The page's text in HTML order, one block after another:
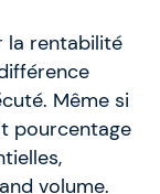
la rentabilité
Même si
pourcentage
volume.